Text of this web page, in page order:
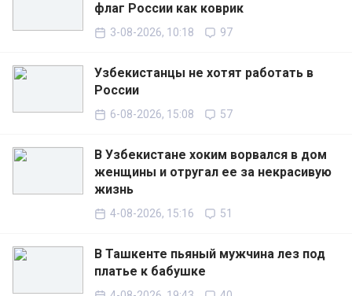
флаг России как коврик
3-08-2026, 10:18 97
Узбекистанцы не хотят работать в
России
6-08-2026, 15:08 57
В Узбекистане хоким ворвался в дом
женщины и отругал ее за некрасивую
жизнь
4-08-2026, 15:16 51
В Ташкенте пьяный мужчина лез под
платье к бабушке